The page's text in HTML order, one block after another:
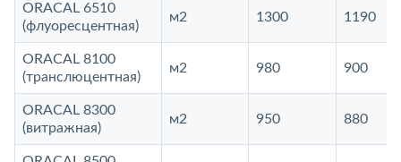
ORACAL 6510
(флуоресцентная)
м2 1300 1190
ORACAL 8100
(транслюцентная)
м2 980 900
ORACAL 8300
(витражная)
м2 950 880